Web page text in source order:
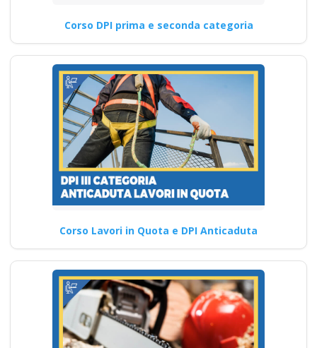
Corso DPI prima e seconda categoria
Corso Lavori in Quota e DPI Anticaduta